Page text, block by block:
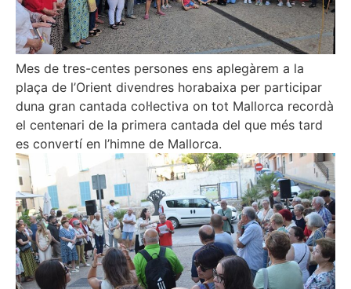
Mes de tres-centes persones ens aplegàrem a la
plaça de l’Orient divendres horabaixa per participar
duna gran cantada col·lectiva on tot Mallorca recordà
el centenari de la primera cantada del que més tard
es convertí en l’himne de Mallorca.